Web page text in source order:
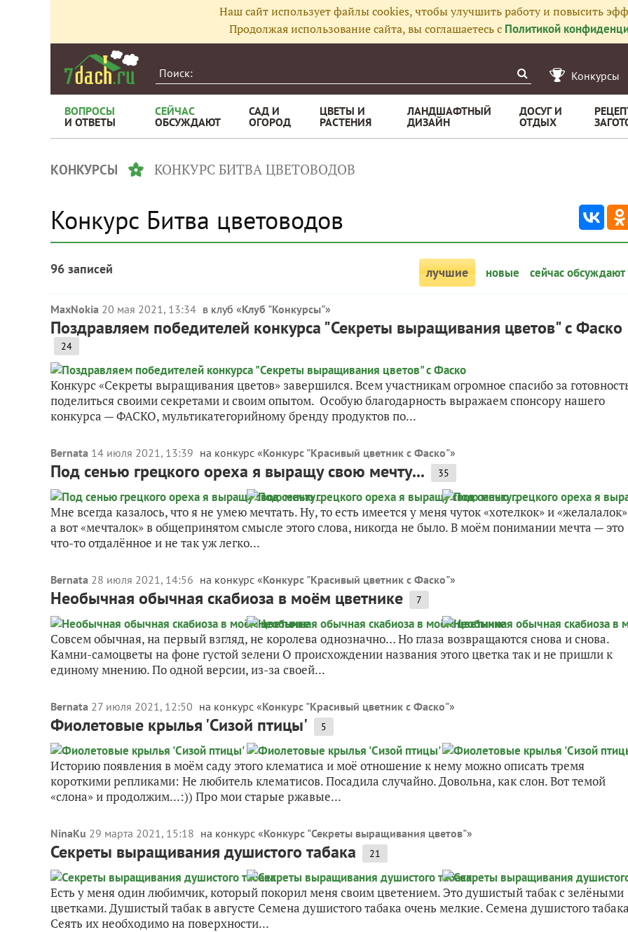
Наш сайт использует файлы cookies, чтобы улучшить работу и повысить
Продолжая использование сайта, вы соглашаетесь с Политикой
Конкурсы
ВОПРОСЫ
И ОТВЕТЫ
СЕЙЧАС
ОБСУЖДАЮТ
САД И
ОГОРОД
ЦВЕТЫ И
РАСТЕНИЯ
ЛАНДШАФТНЫЙ
ДИЗАЙН
ДОСУГ И
ОТДЫХ
КОНКУРСЫ КОНКУРС БИТВА ЦВЕТОВОДОВ
Конкурс Битва цветоводов
96 записей лучшие новые сейчас обсуждают
MaxNokia 20 мая 2021, 13:34 в клуб «Клуб "Конкурсы"»
Поздравляем победителей конкурса "Секреты выращивания цветов" с Фаско
24
Конкурс «Секреты выращивания цветов» завершился. Всем участникам огромное спасибо за
поделиться своими секретами и своим опытом. Особую благодарность выражаем спонсору нашего
конкурса — ФАСКО, мультикатегорийному бренду продуктов по...
Bernata 14 июля 2021, 13:39 на конкурс «Конкурс "Красивый цветник с Фаско"»
Под сенью грецкого ореха я выращу свою мечту... 35
Мне всегда казалось, что я не умею мечтать. Ну, то есть имеется у меня чуток «хотелкок» и
а вот «мечталок» в общепринятом смысле этого слова, никогда не было. В моём понимании мечта — это
что-то отдалённое и не так уж легко...
Bernata 28 июля 2021, 14:56 на конкурс «Конкурс "Красивый цветник с Фаско"»
Необычная обычная скабиоза в моём цветнике 7
Совсем обычная, на первый взгляд, не королева однозначно… Но глаза возвращаются снова и снова.
Камни-самоцветы на фоне густой зелени О происхождении названия этого цветка так и не пришли к
единому мнению. По одной версии, из-за своей...
Bernata 27 июля 2021, 12:50 на конкурс «Конкурс "Красивый цветник с Фаско"»
Фиолетовые крылья 'Сизой птицы' 5
Историю появления в моём саду этого клематиса и моё отношение к нему можно описать тремя
короткими репликами: Не любитель клематисов. Посадила случайно. Довольна, как слон. Вот темой
«слона» и продолжим...:)) Про мои старые ржавые...
NinaKu 29 марта 2021, 15:18 на конкурс «Конкурс "Секреты выращивания цветов"»
Секреты выращивания душистого табака 21
Есть у меня один любимчик, который покорил меня своим цветением. Это душистый табак с зелёными
цветками. Душистый табак в августе Семена душистого табака очень мелкие. Семена душистого
Сеять их необходимо на поверхности...